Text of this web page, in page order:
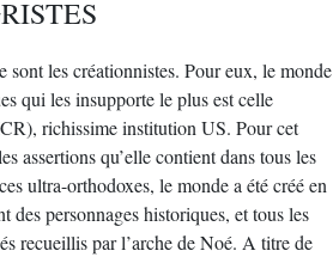
sont les créationnistes. Pour eux, le monde
qui les insupporte le plus est celle
richissime institution US. Pour cet
qu’elle contient dans tous les
ultra-orthodoxes, le monde a été créé en
des personnages historiques, et tous les
recueillis par l’arche de Noé. A titre de